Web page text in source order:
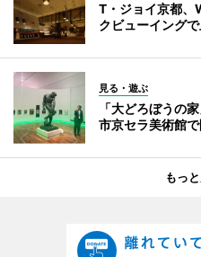
T・ジョイ京都、
クビューイング
見る・遊ぶ
「大どろぼうの
市京セラ美術館
もっ